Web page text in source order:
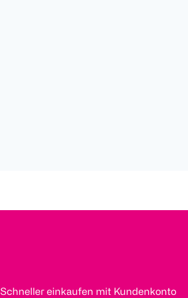
Schneller einkaufen mit Kundenkonto